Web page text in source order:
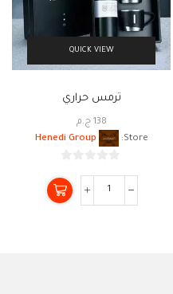
QUICK VIEW
ترمس حراري
138 ج.م
Store:
Henedi Group
من
5